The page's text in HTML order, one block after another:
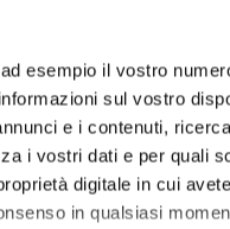
esempio il vostro
sul vostro
e i contenuti,
i vostri dati e per quali
digitale in cui
in qualsiasi
Roma(RM)P.IVA12432541006
medico chirurgici,
i contenuti devono